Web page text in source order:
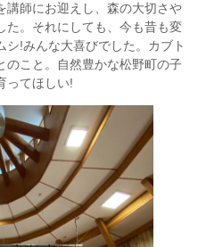
講師にお迎えし、森の大切さや
た。それにしても、今も昔も変
!みんな大喜びでした。カブト
のこと。自然豊かな松野町の子
ってほしい!